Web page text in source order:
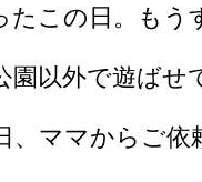
たこの日。もう
園以外で遊ばせ
、ママからご依